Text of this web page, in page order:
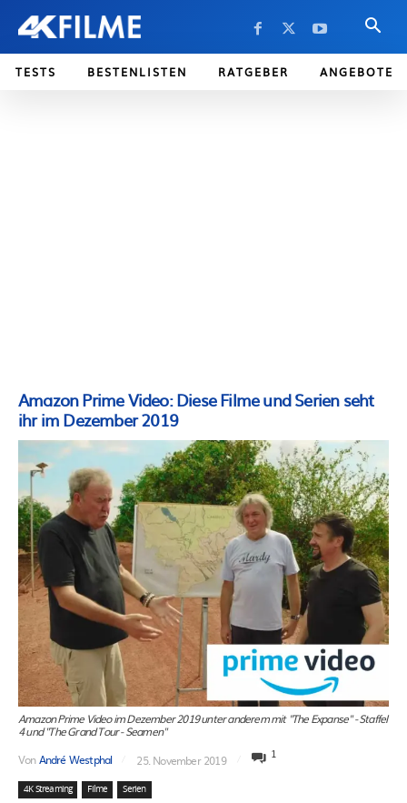
TESTS BESTENLISTEN RATGEBER ANGEBOTE
Amazon Prime Video: Diese Filme und Serien seht
ihr im Dezember 2019
Amazon Prime Video im Dezember 2019 unter anderem mit "The Expanse" - Staffel
4 und "The Grand Tour - Seamen"
VonAndré Westphal 25. November 2019 1
4K Streaming Filme Serien